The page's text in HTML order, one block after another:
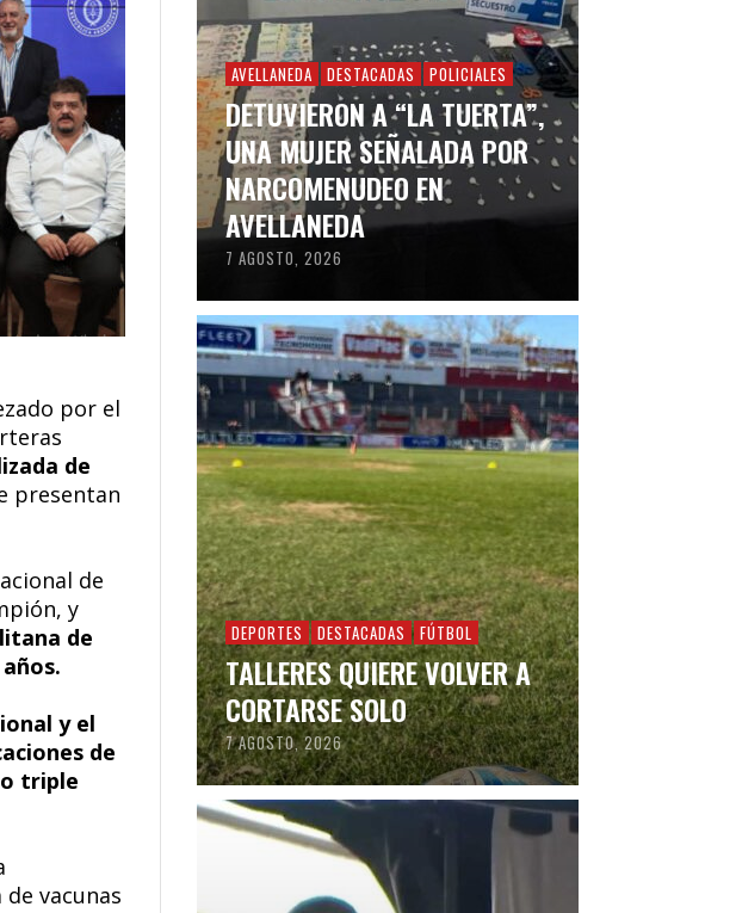
por el
de
presentan
de
y
de
y el
de
triple
vacunas
AVELLANEDA DESTACADAS POLICIALES
DETUVIERON A “LA TUERTA”,
UNA MUJER SEÑALADA POR
NARCOMENUDEO EN
AVELLANEDA
7 AGOSTO, 2026
DEPORTES DESTACADAS FÚTBOL
TALLERES QUIERE VOLVER A
CORTARSE SOLO
7 AGOSTO, 2026